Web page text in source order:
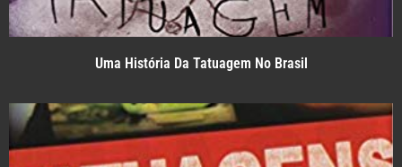
Uma História Da Tatuagem No Brasil